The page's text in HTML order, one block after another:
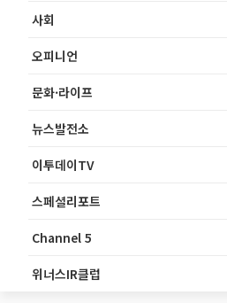
사회
오피니언
문화·라이프
뉴스발전소
이투데이TV
스페셜리포트
Channel 5
위너스IR클럽